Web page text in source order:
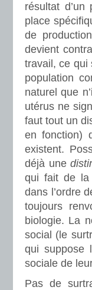
résultat
place
de
devient
travail, ce qui
population
naturel que
utérus ne
faut tout un
en fonction)
existent.
déjà une
qui fait de la
dans l’ordre
toujours
biologie. La
social (le
qui suppose
sociale de
Pas de